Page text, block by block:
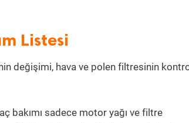
Listesi
değişimi, hava ve polen filtresinin
bakımı sadece motor yağı ve filtre